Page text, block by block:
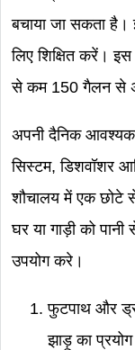
बचाया जा सकता
लिए शिक्षित करें।
से कम 150 गैलन से
अपनी दैनिक
सिस्टम, डिशवॉशर
शौचालय में एक छोटे से
घर या गाड़ी को
उपयोग करे।
फुटपाथ और
झाड़ू का